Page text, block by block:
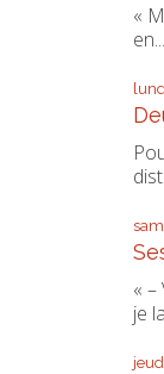
«
en...
«
je